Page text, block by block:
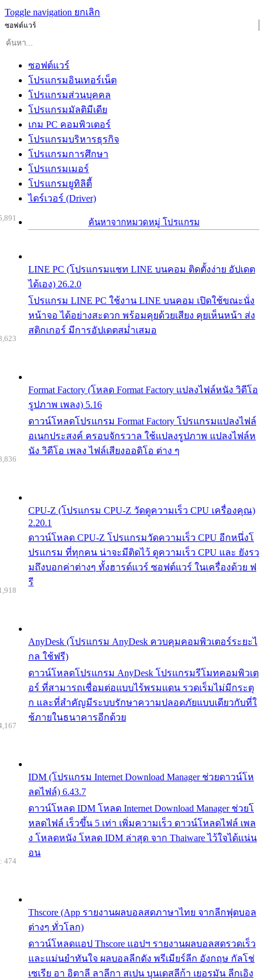
Toggle navigation ยกเลิก
ซอฟต์แวร์
ซอฟต์แวร์
โปรแกรมอินเทอร์เน็ต
โปรแกรมส่วนบุคคล
โปรแกรมมัลติมีเดีย
เกม PC คอมพิวเตอร์
โปรแกรมบริหารธุรกิจ
โปรแกรมการศึกษา
โปรแกรมเมอร์
โปรแกรมยูทิลิตี้
ไดร์เวอร์ (Driver)
ค้นหาจากหมวดหมู่ โปรแกรม
LINE PC (โปรแกรมแชท LINE บนคอม ติดตั้งง่าย อัปเดต
ได้เอง) 26.2.0
โปรแกรม LINE PC ใช้งาน LINE บนคอม เปิดใช้ขณะนั่ง
หน้าจอ ได้อย่างสะดวก พร้อมคุยด้วยเสียง คุยเห็นหน้า ส่ง
สติกเกอร์ มีการอัปเดตสม่ำเสมอ
Format Factory (โหลด Format Factory แปลงไฟล์หนัง วิดีโอ
รูปภาพ เพลง) 5.16
ดาวน์โหลดโปรแกรม Format Factory โปรแกรมแปลงไฟล์
อเนกประสงค์ ครอบจักรวาล ใช้แปลงรูปภาพ แปลงไฟล์ห
นัง วิดีโอ เพลง ไฟล์เสียงออดิโอ ต่าง ๆ
CPU-Z (โปรแกรม CPU-Z วัดดูความเร็ว CPU เครื่องคุณ)
2.20.1
ดาวน์โหลด CPU-Z โปรแกรมวัดความเร็ว CPU อีกหนึ่งโ
ปรแกรม ที่ทุกคน น่าจะมีติดไว้ ดูความเร็ว CPU และ ยังรว
มถึงบอกค่าต่างๆ ทั้งฮารด์แวร์ ซอฟต์แวร์ ในเครื่องด้วย ฟ
รี
AnyDesk (โปรแกรม AnyDesk ควบคุมคอมพิวเตอร์ระยะไ
กล ใช้ฟรี)
ดาวน์โหลดโปรแกรม AnyDesk โปรแกรมรีโมทคอมพิวเต
อร์ ที่สามารถเชื่อมต่อแบบไร้พรมแดน รวดเร็มไม่มีกระตุ
ก และที่สำคัญมีระบบรักษาความปลอดภัยแบบเดียวกับที่ใ
ช้ภายในธนาคารอีกด้วย
IDM (โปรแกรม Internet Download Manager ช่วยดาวน์โห
ลดไฟล์) 6.43.7
ดาวน์โหลด IDM โหลด Internet Download Manager ช่วยโ
หลดไฟล์ เร็วขึ้น 5 เท่า เพิ่มความเร็ว ดาวน์โหลดไฟล์ เพล
ง โหลดหนัง โหลด IDM ล่าสุด จาก Thaiware ไว้ใจได้แน่น
อน
Thscore (App รายงานผลบอลสดภาษาไทย จากลีกฟุตบอล
ต่างๆ ทั่วโลก)
ดาวน์โหลดแอป Thscore แอปฯ รายงานผลบอลสดรวดเร็ว
และแม่นยำทันใจ ผลบอลลีกดัง พรีเมียร์ลีก อังกฤษ กัลโช่
เซเรีย อา อิตาลี ลาลีกา สเปน บุนเดสลีก้า เยอรมัน ลีกเอิง
474